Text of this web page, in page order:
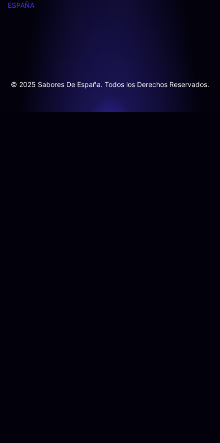
ESPAÑA
© 2025 Sabores De España. Todos los Derechos Reservados.